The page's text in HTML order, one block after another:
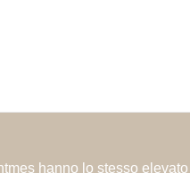
hanno lo stesso